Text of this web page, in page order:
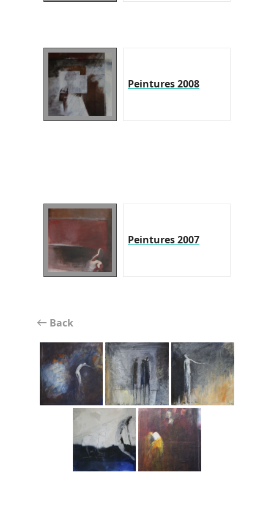
Peintures 2008
Peintures 2007
Back